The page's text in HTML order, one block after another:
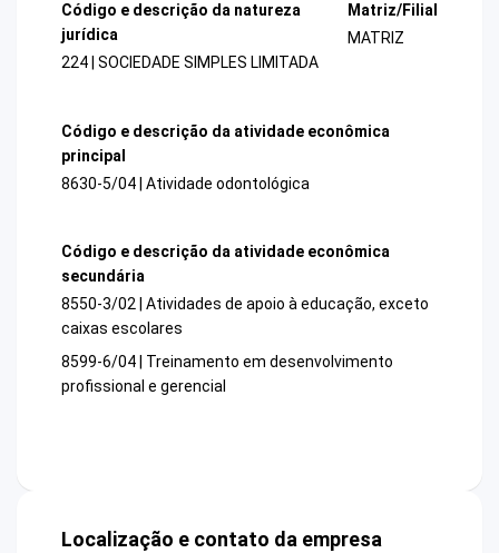
Código e descrição da natureza
jurídica
224 | SOCIEDADE SIMPLES LIMITADA
Matriz/Filial
MATRIZ
Código e descrição da atividade econômica
principal
8630-5/04 | Atividade odontológica
Código e descrição da atividade econômica
secundária
8550-3/02 | Atividades de apoio à educação, exceto
caixas escolares
8599-6/04 | Treinamento em desenvolvimento
profissional e gerencial
Localização e contato da empresa